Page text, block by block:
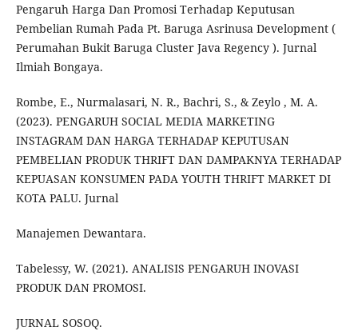
Pengaruh Harga Dan Promosi Terhadap Keputusan
Pembelian Rumah Pada Pt. Baruga Asrinusa Development (
Perumahan Bukit Baruga Cluster Java Regency ). Jurnal
Ilmiah Bongaya.
Rombe, E., Nurmalasari, N. R., Bachri, S., & Zeylo , M. A.
(2023). PENGARUH SOCIAL MEDIA MARKETING
INSTAGRAM DAN HARGA TERHADAP KEPUTUSAN
PEMBELIAN PRODUK THRIFT DAN DAMPAKNYA TERHADAP
KEPUASAN KONSUMEN PADA YOUTH THRIFT MARKET DI
KOTA PALU. Jurnal
Manajemen Dewantara.
Tabelessy, W. (2021). ANALISIS PENGARUH INOVASI
PRODUK DAN PROMOSI.
JURNAL SOSOQ.